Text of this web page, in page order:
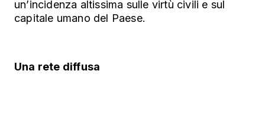
un’incidenza altissima sulle virtù civili e sul
capitale umano del Paese.
Una rete diffusa